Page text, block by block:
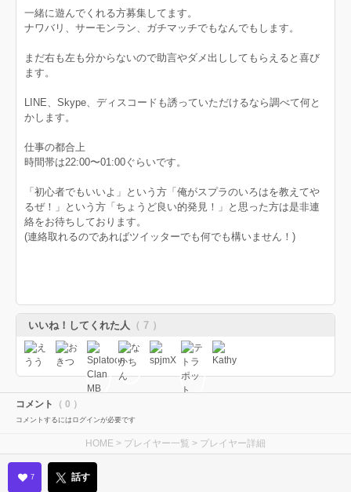
一緒に遊んでくれる方募集してます。
ナワバリ、サーモンラン、ガチマッチでもなんでもします。
まだ右も左も分からないので助言やダメ出ししてもらえると喜び
ます。
LINE、Skype、ディスコードも誘っていただけるなら調べて何と
かします。
仕事の都合上
時間帯は22:00〜01:00ぐらいです。
「初心者でもいいよ」という方「俺がスプラのいろはを教えてや
るぜ！」という方「ちょうど良い的発見！」と思った方は是非連
絡をお待ちしております。
(連絡取れるのであればツイッターでも何でも構いません！)
いいね！してくれた人 （ 7 ）
コメント （ 0 ）
コメントするにはログインが必要です
HOME > プレイヤー一覧 > プレイヤー詳細
7 話す